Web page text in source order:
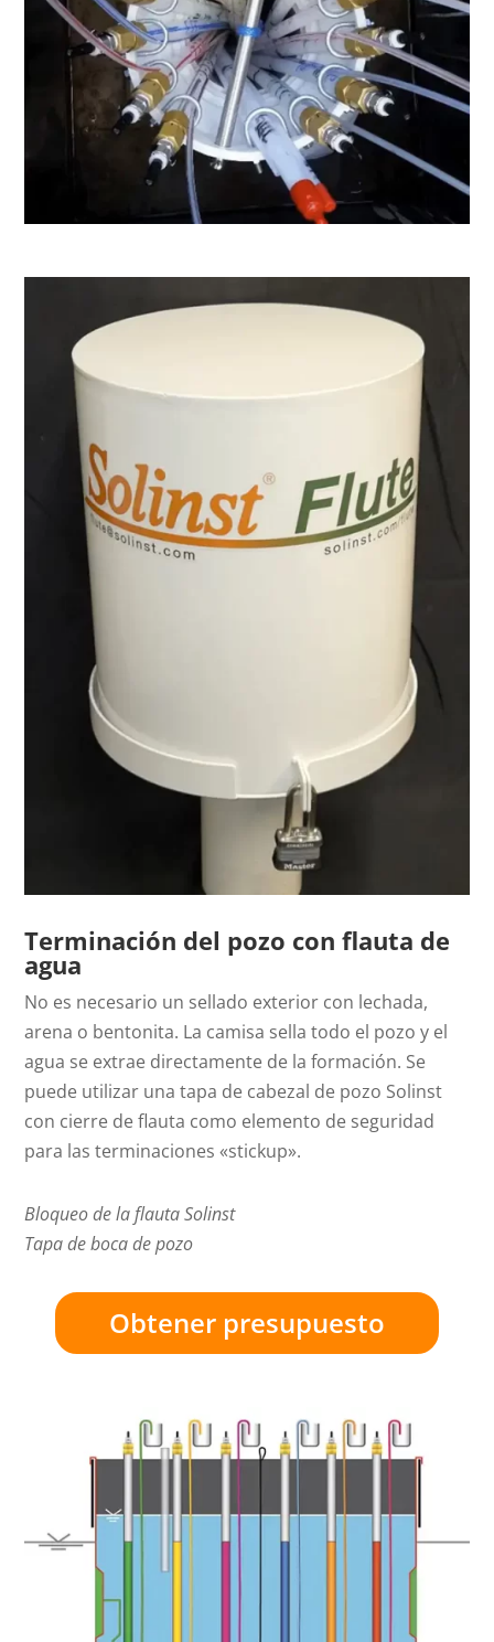
Terminación del pozo con flauta de
agua
No es necesario un sellado exterior con lechada,
arena o bentonita. La camisa sella todo el pozo y el
agua se extrae directamente de la formación. Se
puede utilizar una tapa de cabezal de pozo Solinst
con cierre de flauta como elemento de seguridad
para las terminaciones «stickup».
Bloqueo de la flauta Solinst
Tapa de boca de pozo
Obtener presupuesto